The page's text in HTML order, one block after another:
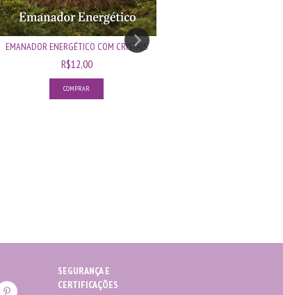
EMANADOR ENERGÉTICO COM CRISTAIS
R$12,00
COMPRAR
SEGURANÇA E
CERTIFICAÇÕES